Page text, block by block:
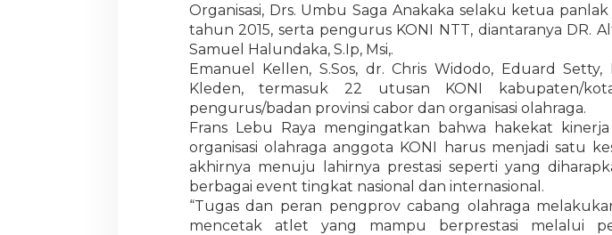
Organisasi, Drs. Umbu Saga Anakaka selaku ketua
tahun 2015, serta pengurus KONI NTT, diantaranya DR.
Samuel Halundaka, S.Ip, Msi,.
Emanuel Kellen, S.Sos, dr. Chris Widodo, Eduard Setty,
Kleden, termasuk 22 utusan KONI kabupaten/
pengurus/badan provinsi cabor dan organisasi olahraga.
Frans Lebu Raya mengingatkan bahwa hakekat
organisasi olahraga anggota KONI harus menjadi satu
akhirnya menuju lahirnya prestasi seperti yang
berbagai event tingkat nasional dan internasional.
“Tugas dan peran pengprov cabang olahraga
mencetak atlet yang mampu berprestasi melalui